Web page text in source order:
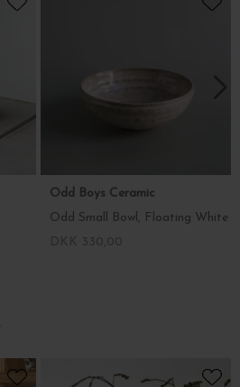
Odd Boys Ceramic
Odd Small Bowl, Floating White